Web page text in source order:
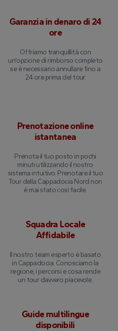
Garanzia in denaro di 24
ore
Offriamo tranquillità con
un'opzione di rimborso completo
se è necessario annullare fino a
24 ore prima del tour.
Prenotazione online
istantanea
Prenota il tuo posto in pochi
minuti utilizzando il nostro
sistema intuitivo. Prenotare il tuo
Tour della Cappadocia Nord non
è mai stato così facile.
Squadra Locale
Affidabile
Il nostro team esperto è basato
in Cappadocia. Conosciamo la
regione, i percorsi e cosa rende
un tour davvero piacevole.
Guide multilingue
disponibili